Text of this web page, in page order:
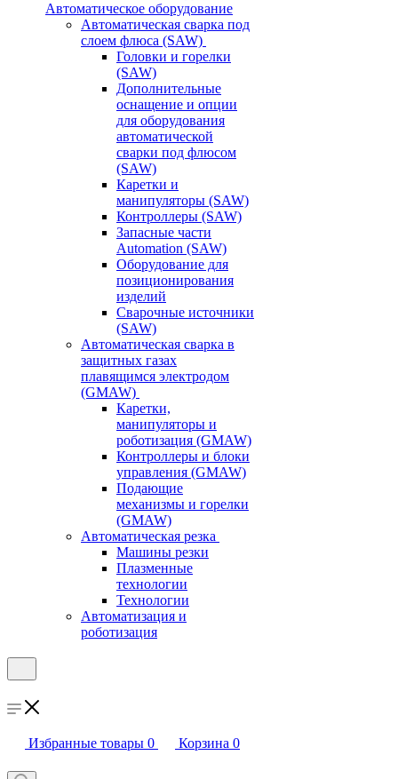
Автоматическое оборудование
Автоматическая сварка под
слоем флюса (SAW)
Головки и горелки
(SAW)
Дополнительные
оснащение и опции
для оборудования
автоматической
сварки под флюсом
(SAW)
Каретки и
манипуляторы (SAW)
Контроллеры (SAW)
Запасные части
Automation (SAW)
Оборудование для
позиционирования
изделий
Сварочные источники
(SAW)
Автоматическая сварка в
защитных газах
плавящимся электродом
(GMAW)
Каретки,
манипуляторы и
роботизация (GMAW)
Контроллеры и блоки
управления (GMAW)
Подающие
механизмы и горелки
(GMAW)
Автоматическая резка
Машины резки
Плазменные
технологии
Технологии
Автоматизация и
роботизация
Избранные товары 0 Корзина 0